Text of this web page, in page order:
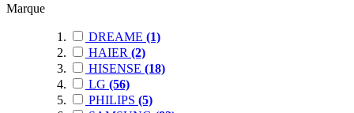
Marque
DREAME (1)
HAIER (2)
HISENSE (18)
LG (56)
PHILIPS (5)